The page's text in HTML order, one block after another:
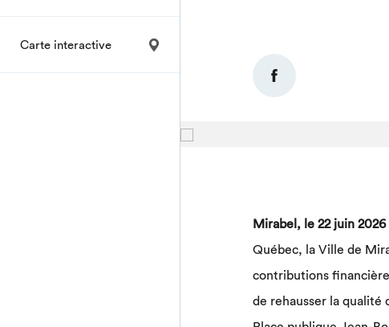
Carte interactive
Mirabel, le 22 juin 2026
Québec, la Ville de
contributions
de rehausser la qualité